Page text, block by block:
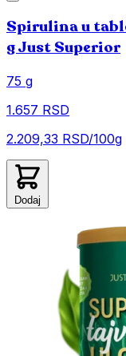
Spirulina u
g Just Superior
75 g
1.657 RSD
2.209,33 RSD/100g
Dodaj